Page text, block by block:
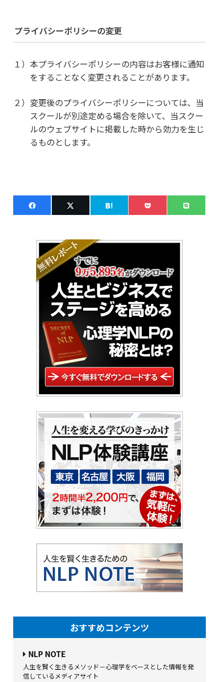
プライバシーポリシーの変更
１）本プライバシーポリシーの内容はお客様に通知
をすることなく変更されることがあります。
２）変更後のプライバシーポリシーについては、当
スクールが別途定める場合を除いて、当スクー
ルのウェブサイトに掲載した時から効力を生じ
るものとします。
おすすめコンテンツ
NLP NOTE
人生を賢く生きるメソッド－心理学をベースとした情報を発
信しているメディアサイト